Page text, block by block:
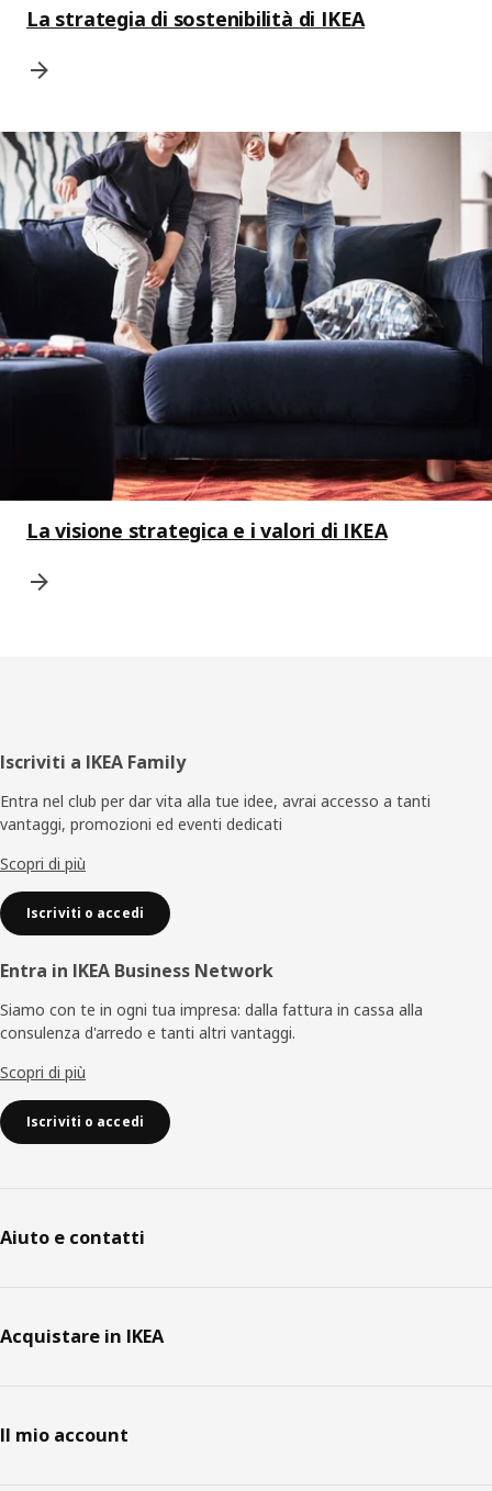
La strategia di sostenibilità di IKEA
La visione strategica e i valori di IKEA
Piè
di
pagina
Iscriviti a IKEA Family
Entra nel club per dar vita alla tue idee, avrai accesso a tanti
vantaggi, promozioni ed eventi dedicati
Scopri di più
Iscriviti o accedi
Entra in IKEA Business Network
Siamo con te in ogni tua impresa: dalla fattura in cassa alla
consulenza d'arredo e tanti altri vantaggi.
Scopri di più
Iscriviti o accedi
Aiuto e contatti
Acquistare in IKEA
Il mio account